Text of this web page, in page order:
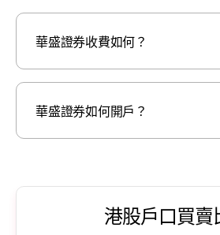
華盛證券收費如何？
華盛證券如何開戶？
港股戶口買賣